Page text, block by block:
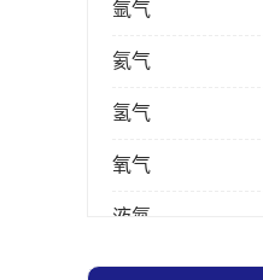
氩气
氦气
氢气
氧气
液氮
乙炔